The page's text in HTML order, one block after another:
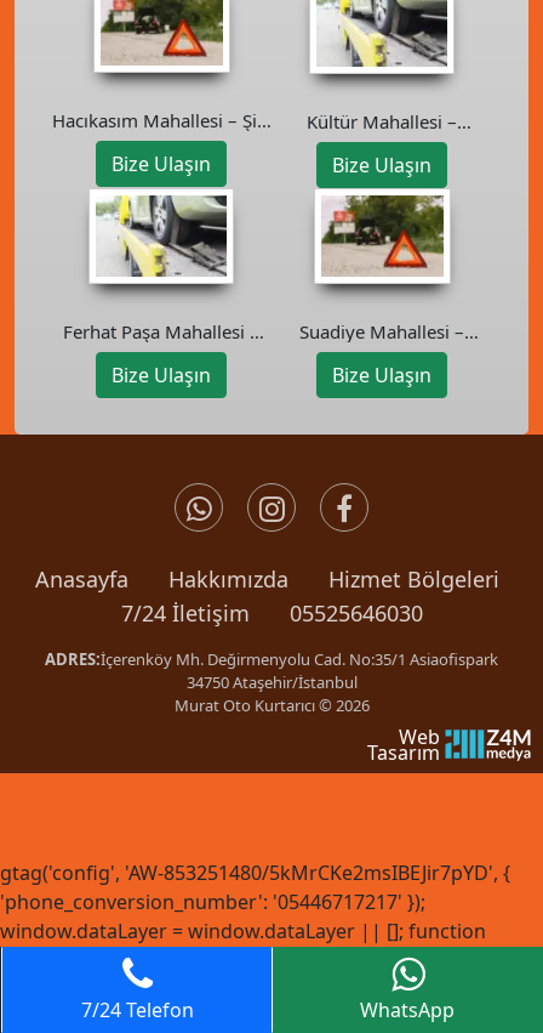
7/24 Telefon WhatsApp
Hacıkasım Mahallesi – Şile
Oto Kurtarıcı
Bize Ulaşın
Kültür Mahallesi –
Beşiktaş Oto Kurtarıcı
Bize Ulaşın
Ferhat Paşa Mahallesi –
Ataşehir Oto Kurtarıcı
Bize Ulaşın
Suadiye Mahallesi –
Kadıköy Oto Kurtarıcı
Bize Ulaşın
Anasayfa Hakkımızda
Hizmet Bölgeleri
7/24 İletişim
05525646030
ADRES:İçerenköy Mh. Değirmenyolu Cad. No:35/1 Asiaofispark
34750 Ataşehir/İstanbul
Murat Oto Kurtarıcı © 2026
Web
Tasarım
gtag('config', 'AW-853251480/5kMrCKe2msIBEJir7pYD', {
'phone_conversion_number': '05446717217' });
window.dataLayer = window.dataLayer || []; function
gtag(){dataLayer.push(arguments);} gtag('js', new Date());
gtag('config', 'AW-853251480'); gtag('config', 'G-
43F5JVX48D');